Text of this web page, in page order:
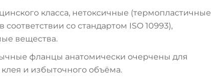
класса, нетоксичные (термопластичные
со стандартом ISO 10993),
вещества.
фланцы анатомически очерчены для
и избыточного объёма.